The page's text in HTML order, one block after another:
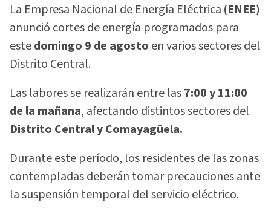
La Empresa Nacional de Energía Eléctrica (ENEE)
anunció cortes de energía programados para
estedomingo 9 de agosto en varios sectores del
Distrito Central.
Las labores se realizarán entre las7:00 y 11:00
de la mañana, afectando distintos sectores del
Distrito Central y Comayagüela.
Durante este período, los residentes de las zonas
contempladas deberán tomar precauciones ante
la suspensión temporal del servicio eléctrico.